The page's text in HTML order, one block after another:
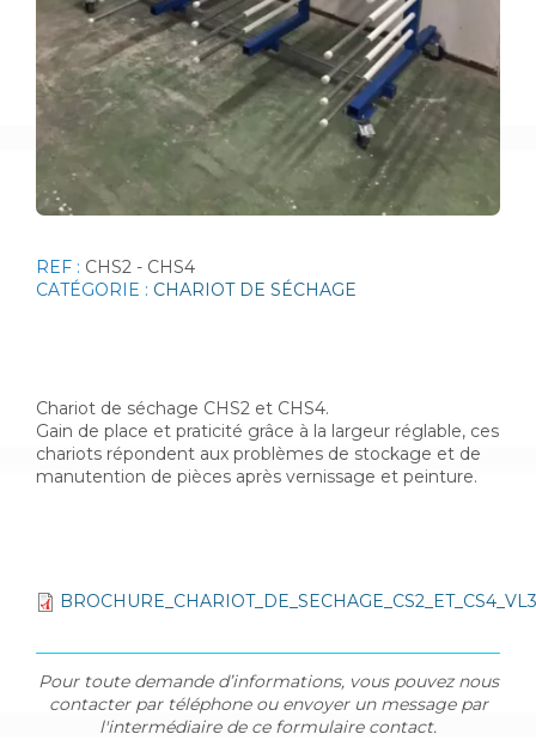
REF : CHS2 - CHS4
CATÉGORIE : CHARIOT DE SÉCHAGE
Pour toute demande d’informations, vous pouvez nous
contacter par téléphone ou envoyer un message par
l'intermédiaire de ce formulaire contact.
Chariot de séchage CHS2 et CHS4.
Gain de place et praticité grâce à la largeur réglable, ces
chariots répondent aux problèmes de stockage et de
manutention de pièces après vernissage et peinture.